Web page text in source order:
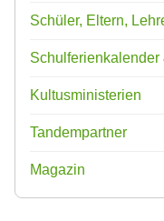
Schüler, Eltern,
Schulferienkalender
Kultusministerien
Tandempartner
Magazin